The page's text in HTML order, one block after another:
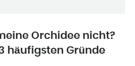
Orchidee nicht?
häufigsten Gründe